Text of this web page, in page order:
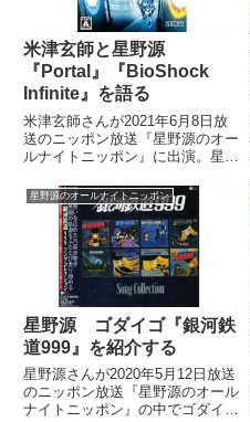
米津玄師と星野源
『Portal』『BioShock
Infinite』を語る
米津玄師さんが2021年6月8日放
送のニッポン放送『星野源のオー
ルナイトニッポン』に出演。星野
『Portal』について話していまし
星野源のオールナイトニッポン
星野源 ゴダイゴ『銀河鉄
道999』を紹介する
星野源さんが2020年5月12日放送
のニッポン放送『星野源のオール
ナイトニッポン』の中でゴダイゴ